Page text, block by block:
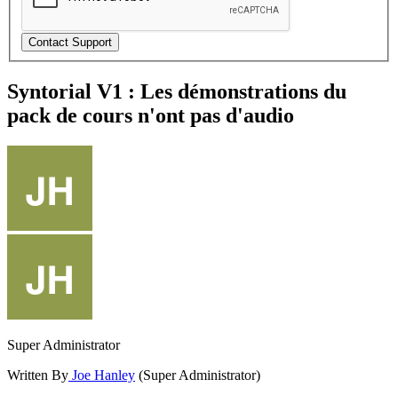
Syntorial V1 : Les démonstrations du
pack de cours n'ont pas d'audio
Super Administrator
Written By Joe Hanley (Super Administrator)